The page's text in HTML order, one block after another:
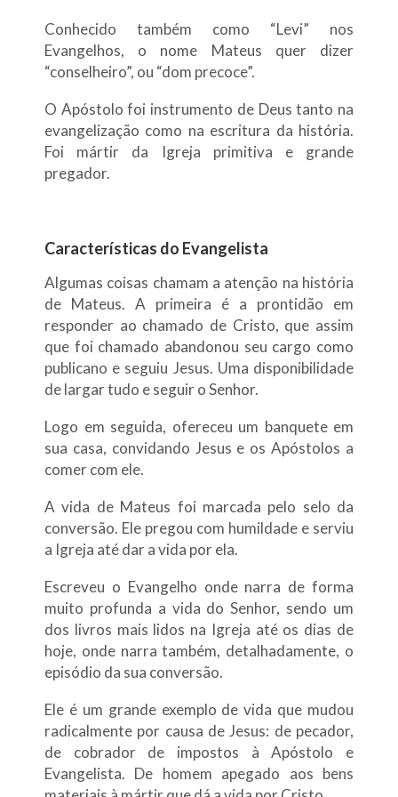
Conhecido também como “Levi” nos
Evangelhos, o nome Mateus quer dizer
“conselheiro”, ou “dom precoce”.
O Apóstolo foi instrumento de Deus tanto na
evangelização como na escritura da história.
Foi mártir da Igreja primitiva e grande
pregador.
Características do Evangelista
Algumas coisas chamam a atenção na história
de Mateus. A primeira é a prontidão em
responder ao chamado de Cristo, que assim
que foi chamado abandonou seu cargo como
publicano e seguiu Jesus. Uma disponibilidade
de largar tudo e seguir o Senhor.
Logo em seguida, ofereceu um banquete em
sua casa, convidando Jesus e os Apóstolos a
comer com ele.
A vida de Mateus foi marcada pelo selo da
conversão. Ele pregou com humildade e serviu
a Igreja até dar a vida por ela.
Escreveu o Evangelho onde narra de forma
muito profunda a vida do Senhor, sendo um
dos livros mais lidos na Igreja até os dias de
hoje, onde narra também, detalhadamente, o
episódio da sua conversão.
Ele é um grande exemplo de vida que mudou
radicalmente por causa de Jesus: de pecador,
de cobrador de impostos à Apóstolo e
Evangelista. De homem apegado aos bens